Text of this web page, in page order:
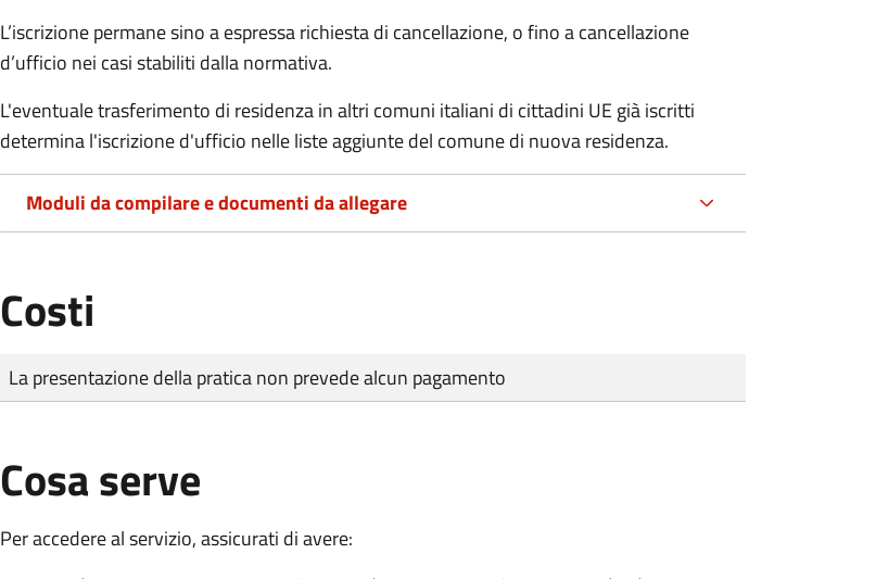
L’iscrizione permane sino a espressa richiesta di cancellazione, o fino a cancellazione
d’ufficio nei casi stabiliti dalla normativa.
L'eventuale trasferimento di residenza in altri comuni italiani di cittadini UE già iscritti
determina l'iscrizione d'ufficio nelle liste aggiunte del comune di nuova residenza.
Moduli da compilare e documenti da allegare
Costi
Tipo di pagamento
Importo
La presentazione della pratica non prevede alcun pagamento
Cosa serve
Per accedere al servizio, assicurati di avere: